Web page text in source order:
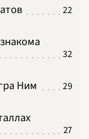
22
32
Ним 29
27